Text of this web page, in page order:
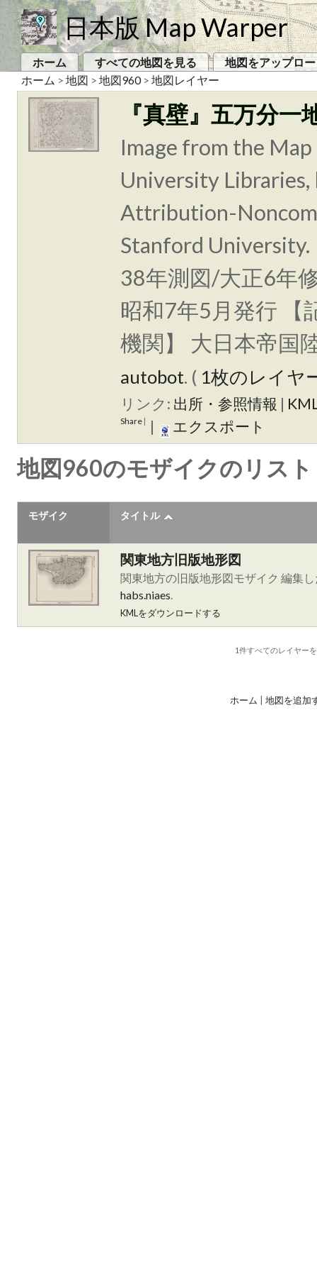
日本版 Map Warper
ホーム すべての地図を見る
地図をアップロ
ホーム > 地図 > 地図960> 地図レイヤー
『真壁』五万分一
Image from the
University Libraries,
Attribution-
Stanford
38年測図/大正6年
昭和7年5月発行 【
機関】 大日本帝国
autobot. ( 1枚のレイヤ
リンク: 出所・参照情報 |
Share | エクスポート
地図960のモザイクのリスト
モザイク タイトル
関東地方旧版地形図
関東地方の旧版地形図モザイク 編集
habs.niaes
KMLをダウンロードする
1件すべてのレイヤー
ホーム 地図を追加